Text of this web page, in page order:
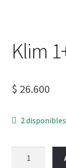
Klim
$ 26.600
2 disponibles